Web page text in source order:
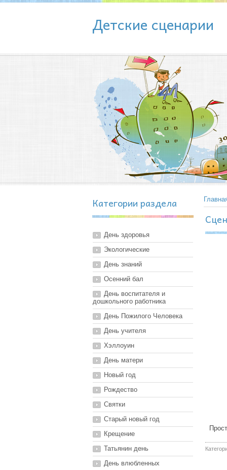
Детские сценарии
Категории раздела
День здоровья
Экологические
День знаний
Осенний бал
День воспитателя и
дошкольного работника
День Пожилого Человека
День учителя
Хэллоуин
День матери
Новый год
Рождество
Святки
Старый новый год
Крещение
Татьянин день
День влюбленных